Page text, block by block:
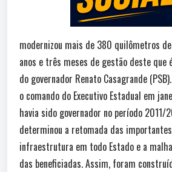
modernizou mais de 380 quilômetros
anos e três meses de gestão deste que
do governador Renato Casagrande
o comando do Executivo Estadual em
havia sido governador no período 2011/
determinou a retomada das
infraestrutura em todo Estado e a
das beneficiadas. Assim, foram